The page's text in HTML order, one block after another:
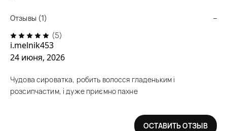
Отзывы (1)
(5)
i.melnik453
24 июня, 2026
Чудова сироватка, робить волосся гладеньким і
розсипчастим, і дуже приємно пахне
ОСТАВИТЬ ОТЗЫВ